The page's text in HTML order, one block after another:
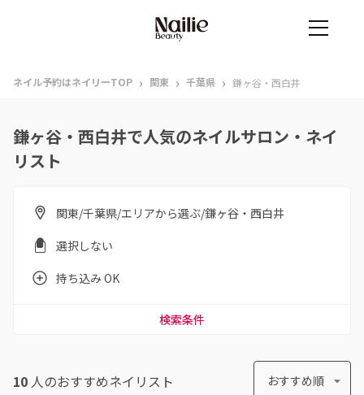
ネイル予約はネイリーTOP › 関東 › 千葉県 › 鎌ヶ谷・西白井
鎌ヶ谷・西白井で人気のネイルサロン・ネイ
リスト
関東/千葉県/エリアから選ぶ/鎌ヶ谷・西白井
選択しない
持ち込み OK
検索条件
10 人のおすすめネイリスト おすすめ順